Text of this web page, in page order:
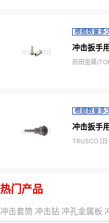
根据数量多
冲击扳手
前田金属
根据数量多
冲击扳手
TRUSCO [
热门产品
冲击套筒 冲击钻 冲孔金属板